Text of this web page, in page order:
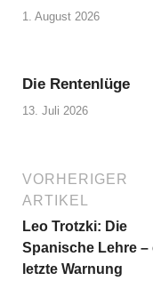
1. August 2026
Die Rentenlüge
13. Juli 2026
VORHERIGER
ARTIKEL
Leo Trotzki: Die
Spanische Lehre –
letzte Warnung